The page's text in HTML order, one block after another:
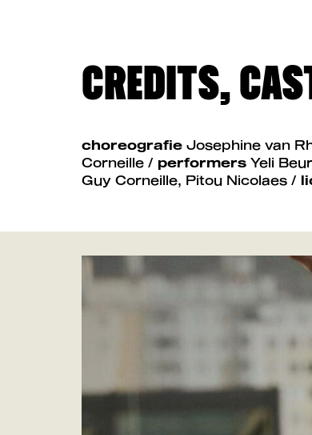
CREDITS,
choreografie Josephine van
Corneille / performers Yeli
Guy Corneille, Pitou Nicolaes /